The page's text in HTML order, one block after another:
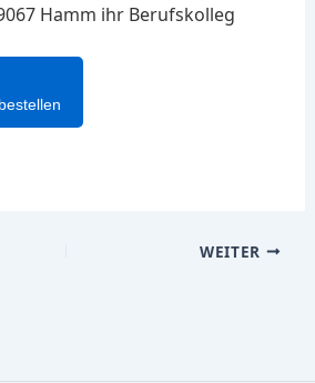
Hamm ihr Berufskolleg
WEITER